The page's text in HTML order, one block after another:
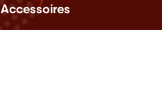
Accessoires